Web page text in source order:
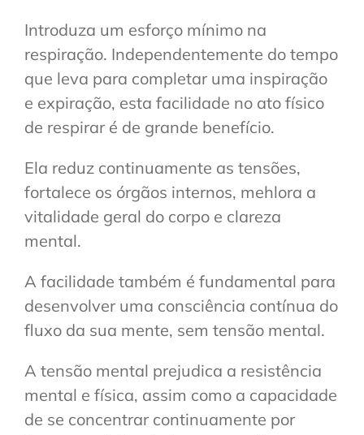
Introduza um esforço mínimo na
respiração. Independentemente do tempo
que leva para completar uma inspiração
e expiração, esta facilidade no ato físico
de respirar é de grande benefício.
Ela reduz continuamente as tensões,
fortalece os órgãos internos, mehlora a
vitalidade geral do corpo e clareza
mental.
A facilidade também é fundamental para
desenvolver uma consciência contínua do
fluxo da sua mente, sem tensão mental.
A tensão mental prejudica a resistência
mental e física, assim como a capacidade
de se concentrar continuamente por